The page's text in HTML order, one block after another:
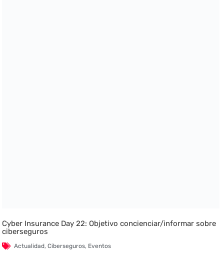
Cyber Insurance Day 22: Objetivo concienciar/informar sobre
ciberseguros
Actualidad,Ciberseguros, Eventos